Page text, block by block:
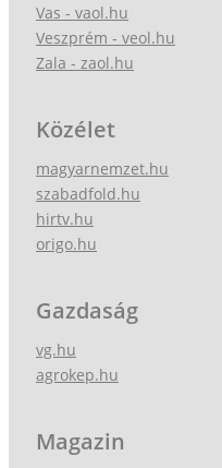
Vas - vaol.hu
Veszprém - veol.hu
Zala - zaol.hu
Közélet
magyarnemzet.hu
szabadfold.hu
hirtv.hu
origo.hu
Gazdaság
vg.hu
agrokep.hu
Magazin